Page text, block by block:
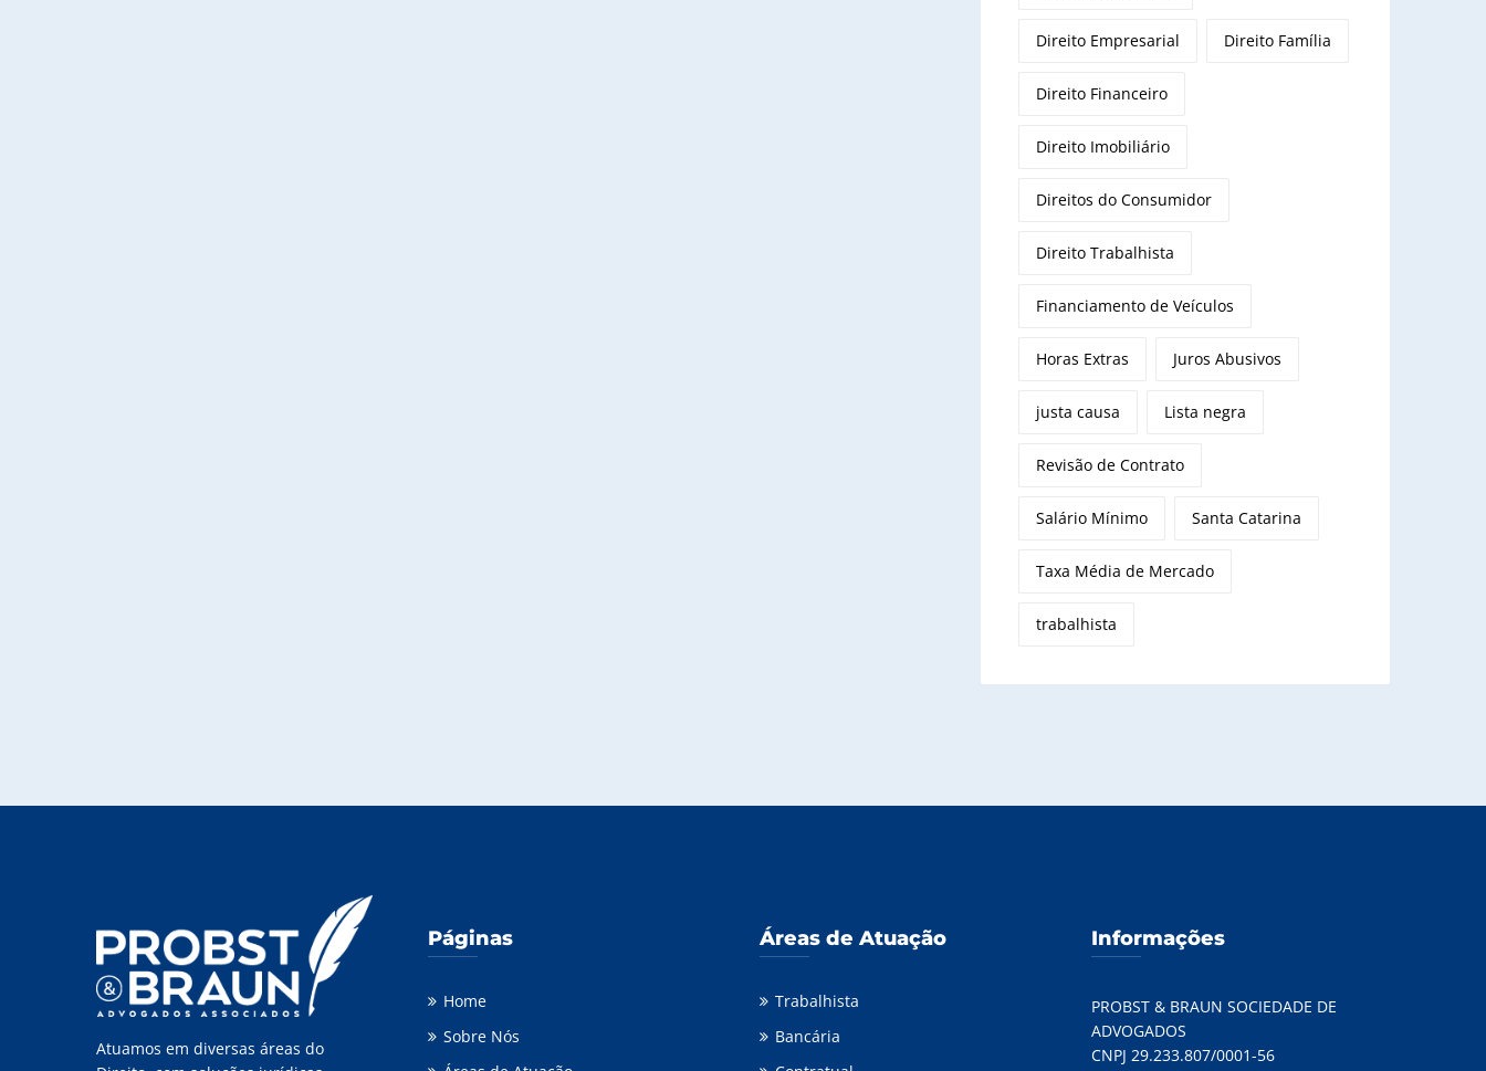
Direito Empresarial Direito Família
Direito Financeiro
Direito Imobiliário
Direitos do Consumidor
Direito Trabalhista
Financiamento de Veículos
Horas Extras Juros Abusivos
justa causa Lista negra
Revisão de Contrato
Salário Mínimo Santa Catarina
Taxa Média de Mercado
trabalhista
Atuamos em diversas áreas do
Páginas
Home
Sobre Nós
Áreas de Atuação
Trabalhista
Bancária
Informações
PROBST & BRAUN SOCIEDADE DE
ADVOGADOS
CNPJ 29.233.807/0001-56